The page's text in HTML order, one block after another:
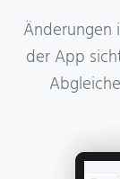
Änderungen
der App